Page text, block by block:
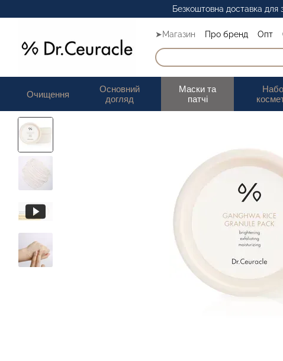
Безкоштовна доставка для
➤Магазин Про бренд Опт
Очищення
Основний
догляд
Маски та
патчі